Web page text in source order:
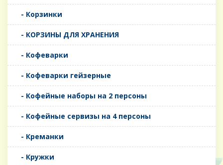
- Корзинки
- КОРЗИНЫ ДЛЯ ХРАНЕНИЯ
- Кофеварки
- Кофеварки гейзерные
- Кофейные наборы на 2 персоны
- Кофейные сервизы на 4 персоны
- Креманки
- Кружки